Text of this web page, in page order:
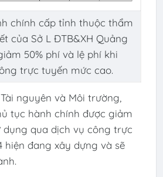
chính cấp tỉnh thuộc thẩm
của Sở L ĐTB&XH Quảng
50% phí và lệ phí khi
trực tuyến mức cao.
nguyên và Môi trường,
tục hành chính được giảm
dụng qua dịch vụ công trực
hiện đang xây dựng và sẽ